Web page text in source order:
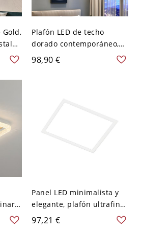
Gold,
-
Plafón LED de techo
dorado contemporáneo,
luminaria de montaje al
ras de perfil bajo con
98,90 €
Panel LED minimalista y
elegante, plafón ultrafino
de techo con difusor
acrílico antideslumbrante
97,21 €